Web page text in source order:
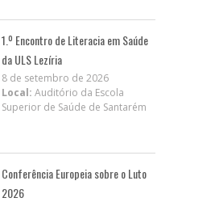
1.º Encontro de Literacia em Saúde
da ULS Lezíria
8 de setembro de 2026
Local: Auditório da Escola
Superior de Saúde de Santarém
Conferência Europeia sobre o Luto
2026